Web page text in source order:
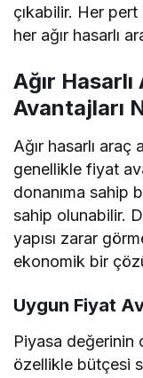
çıkabilir. Her pert
her ağır hasarlı
Ağır
Avantajları
Ağır hasarlı araç
genellikle fiyat
donanıma sahip
sahip olunabilir.
yapısı zarar
ekonomik bir
Uygun Fiyat
Piyasa değerinin
özellikle bütçesi